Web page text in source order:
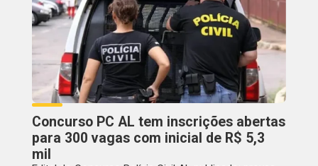
Concurso PC AL tem inscrições abertas
para 300 vagas com inicial de R$ 5,3
mil